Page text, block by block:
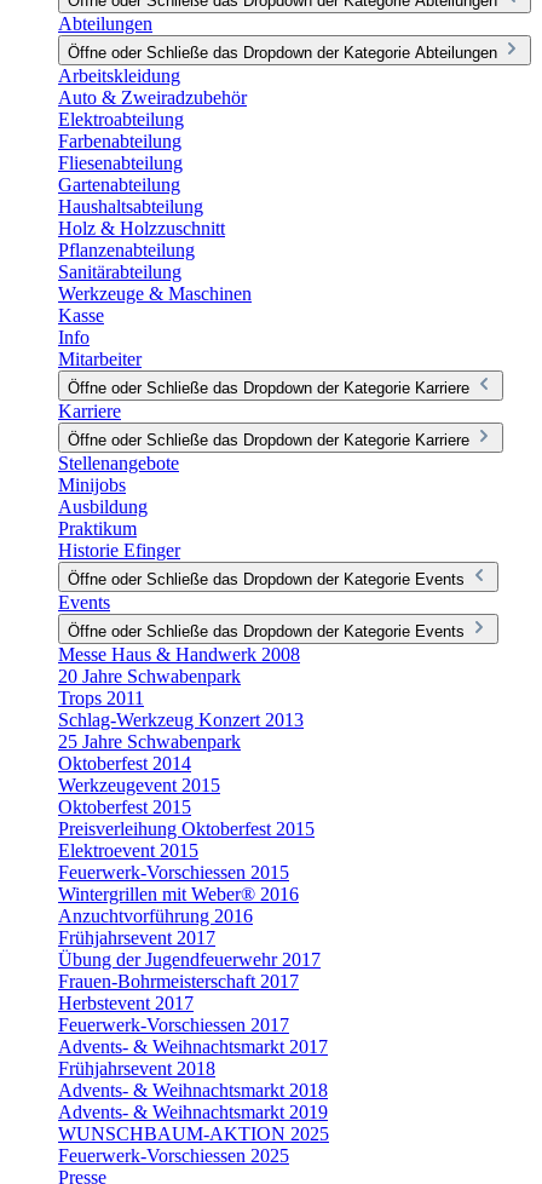
Abteilungen
Öffne oder Schließe das Dropdown der Kategorie Abteilungen
Arbeitskleidung
Auto & Zweiradzubehör
Elektroabteilung
Farbenabteilung
Fliesenabteilung
Gartenabteilung
Haushaltsabteilung
Holz & Holzzuschnitt
Pflanzenabteilung
Sanitärabteilung
Werkzeuge & Maschinen
Kasse
Info
Mitarbeiter
Öffne oder Schließe das Dropdown der Kategorie Karriere
Karriere
Öffne oder Schließe das Dropdown der Kategorie Karriere
Stellenangebote
Minijobs
Ausbildung
Praktikum
Historie Efinger
Öffne oder Schließe das Dropdown der Kategorie Events
Events
Öffne oder Schließe das Dropdown der Kategorie Events
Messe Haus & Handwerk 2008
20 Jahre Schwabenpark
Trops 2011
Schlag-Werkzeug Konzert 2013
25 Jahre Schwabenpark
Oktoberfest 2014
Werkzeugevent 2015
Oktoberfest 2015
Preisverleihung Oktoberfest 2015
Elektroevent 2015
Feuerwerk-Vorschiessen 2015
Wintergrillen mit Weber® 2016
Anzuchtvorführung 2016
Frühjahrsevent 2017
Übung der Jugendfeuerwehr 2017
Frauen-Bohrmeisterschaft 2017
Herbstevent 2017
Feuerwerk-Vorschiessen 2017
Advents- & Weihnachtsmarkt 2017
Frühjahrsevent 2018
Advents- & Weihnachtsmarkt 2018
Advents- & Weihnachtsmarkt 2019
WUNSCHBAUM-AKTION 2025
Feuerwerk-Vorschiessen 2025
Presse